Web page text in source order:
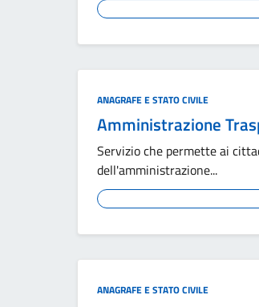
ANAGRAFE E STATO CIVILE
Amministrazione
Servizio che permette ai
dell'amministrazione...
ANAGRAFE E STATO CIVILE